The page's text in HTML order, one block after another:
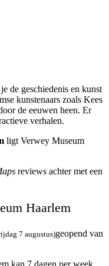
de geschiedenis en kunst
kunstenaars zoals Kees
de eeuwen heen. Er
verhalen.
ligt Verwey Museum
reviews achter met een
Haarlem
7 augustus)geopend van